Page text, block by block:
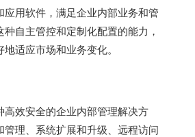
应用软件，满足企业内部业务和管
自主管控和定制化配置的能力，
适应市场和业务变化。
高效安全的企业内部管理解决方
管理、系统扩展和升级、远程访问